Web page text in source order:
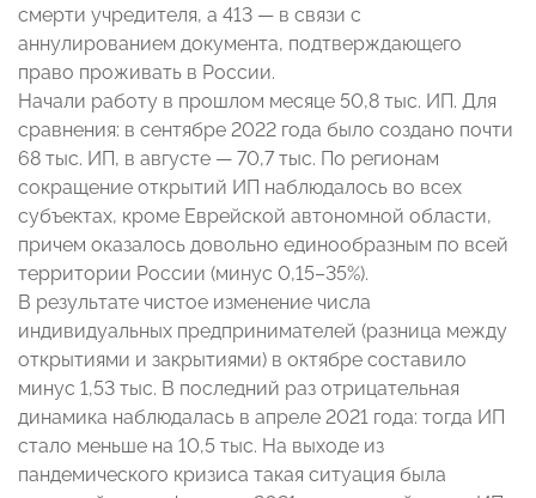
смерти учредителя, а 413 — в связи с
аннулированием документа, подтверждающего
право проживать в России.
Начали работу в прошлом месяце 50,8 тыс. ИП. Для
сравнения: в сентябре 2022 года было создано почти
68 тыс. ИП, в августе — 70,7 тыс. По регионам
сокращение открытий ИП наблюдалось во всех
субъектах, кроме Еврейской автономной области,
причем оказалось довольно единообразным по всей
территории России (минус 0,15–35%).
В результате чистое изменение числа
индивидуальных предпринимателей (разница между
открытиями и закрытиями) в октябре составило
минус 1,53 тыс. В последний раз отрицательная
динамика наблюдалась в апреле 2021 года: тогда ИП
стало меньше на 10,5 тыс. На выходе из
пандемического кризиса такая ситуация была